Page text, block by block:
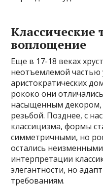
Классические
воплощение
Еще в 17-18 веках
неотъемлемой частью
аристократических
рококо они
насыщенным декором,
резьбой. Позднее, с
классицизма, формы
симметричными, но
остались
интерпретации
элегантности, но
требованиям.